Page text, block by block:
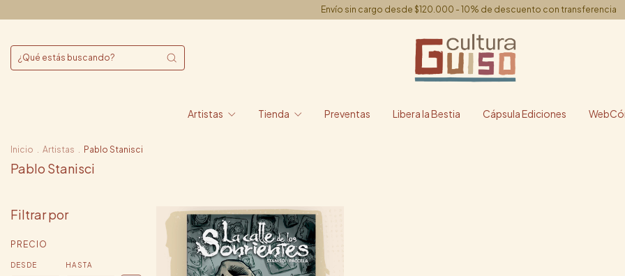
Envío sin cargo desde $120.000 - 10% de descuento con transferencia
Artistas Tienda Preventas Libera la Bestia Cápsula Ediciones
Inicio . Artistas . Pablo Stanisci
Pablo Stanisci
Filtrar por
PRECIO
DESDE HASTA